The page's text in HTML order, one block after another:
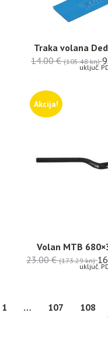
Traka volana
14.00€ (105.48 kn)
uključ.
Akcija!
Volan MTB
23.00€ (173.29 kn)
uključ.
1 … 107 108